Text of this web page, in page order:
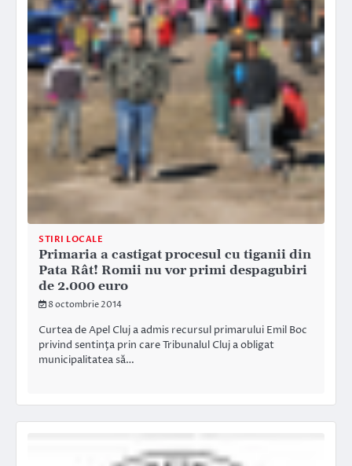
STIRI LOCALE
Primaria a castigat procesul cu tiganii din
Pata Rât! Romii nu vor primi despagubiri
de 2.000 euro
8 octombrie 2014
Curtea de Apel Cluj a admis recursul primarului Emil Boc
privind sentinţa prin care Tribunalul Cluj a obligat
municipalitatea să…